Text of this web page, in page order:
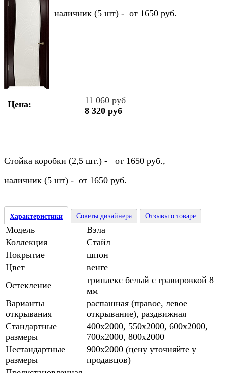
наличник (5 шт) - от 1650 руб.
Цена:
11 060 руб
8 320 руб
Стойка коробки (2,5 шт.) - от 1650 руб.,
наличник (5 шт) - от 1650 руб.
Характеристики Советы дизайнера Отзывы о товаре
Модель
Вэла
Коллекция
Стайл
Покрытие
шпон
Цвет
венге
Остекление
триплекс белый с гравировкой 8
мм
Варианты
открывания
распашная (правое, левое
открывание), раздвижная
Стандартные
размеры
400х2000, 550х2000, 600х2000,
700х2000, 800х2000
Нестандартные
размеры
900х2000 (цену уточняйте у
продавцов)